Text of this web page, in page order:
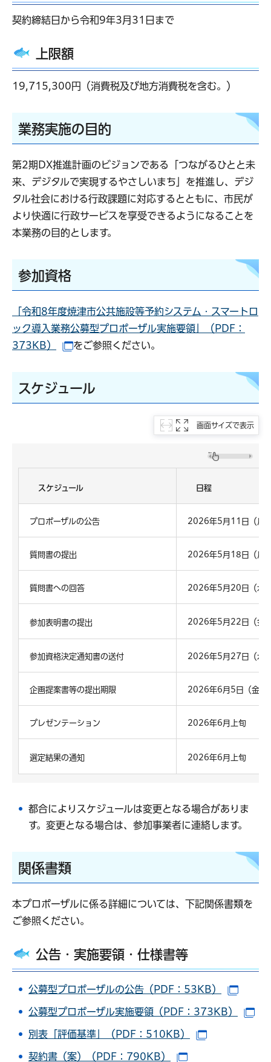
契約締結日から令和9年3月31日まで
上限額
19,715,300円（消費税及び地方消費税を含む。）
業務実施の目的
第2期DX推進計画のビジョンである「つながるひとと未
来、デジタルで実現するやさしいまち」を推進し、デジ
タル社会における行政課題に対応するとともに、市民が
より快適に行政サービスを享受できるようになることを
本業務の目的とします。
参加資格
「令和8年度焼津市公共施設等予約システム・スマートロ
ック導入業務公募型プロポーザル実施要領」（PDF：
373KB）
（別ウインドウで開きます）
をご参照ください。
スケジュール
画面サイズで表示
スケジュール 日程
プロポーザルの公告 2026年5月11日（月
質問書の提出 2026年5月18日（月
質問書への回答 2026年5月20日（水
参加表明書の提出 2026年5月22日（金
参加資格決定通知書の送付 2026年5月27日（水
企画提案書等の提出期限 2026年6月5日（金曜
プレゼンテーション 2026年6月上旬
選定結果の通知 2026年6月上旬
都合によりスケジュールは変更となる場合がありま
す。変更となる場合は、参加事業者に連絡します。
関係書類
本プロポーザルに係る詳細については、下記関係書類を
ご参照ください。
公告・実施要領・仕様書等
公募型プロポーザルの公告（PDF：53KB）
公募型プロポーザル実施要領（PDF：373KB）
別表「評価基準」（PDF：510KB）
契約書（案）（PDF：790KB）